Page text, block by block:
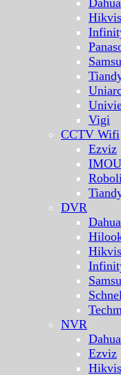
Vigi
CCTV Wifi
Ezviz
IMOU
DVR
Dahua
NVR
Dahua
Ezviz